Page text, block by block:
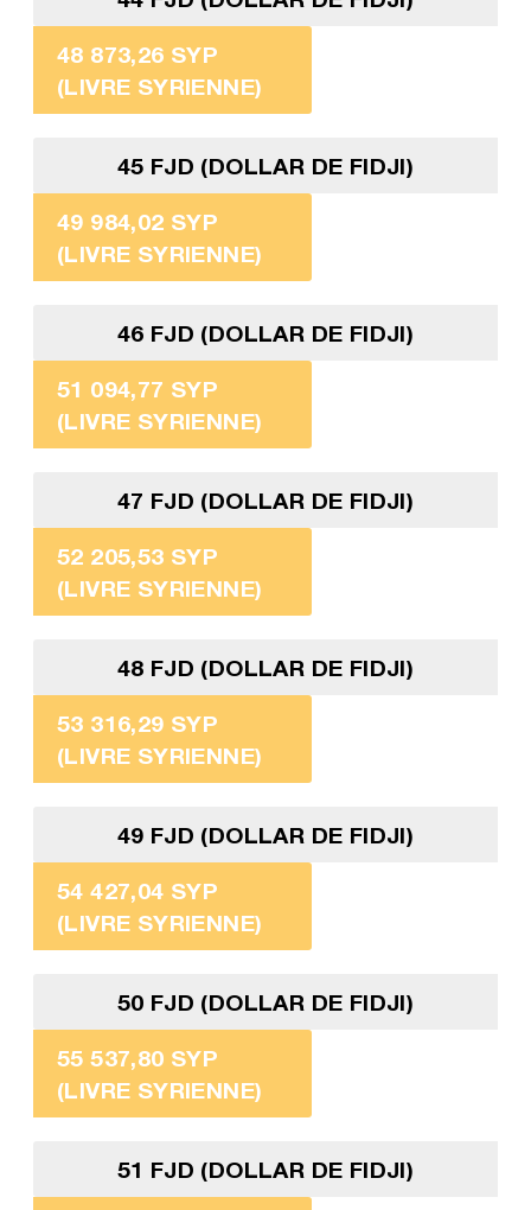
48 873,26 SYP
(LIVRE SYRIENNE)
45 FJD (DOLLAR DE FIDJI)
49 984,02 SYP
(LIVRE SYRIENNE)
46 FJD (DOLLAR DE FIDJI)
51 094,77 SYP
(LIVRE SYRIENNE)
47 FJD (DOLLAR DE FIDJI)
52 205,53 SYP
(LIVRE SYRIENNE)
48 FJD (DOLLAR DE FIDJI)
53 316,29 SYP
(LIVRE SYRIENNE)
49 FJD (DOLLAR DE FIDJI)
54 427,04 SYP
(LIVRE SYRIENNE)
50 FJD (DOLLAR DE FIDJI)
55 537,80 SYP
(LIVRE SYRIENNE)
51 FJD (DOLLAR DE FIDJI)